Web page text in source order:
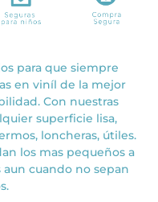
para que siempre
en viníl de la mejor
Con nuestras
superficie lisa,
loncheras, útiles.
los mas pequeños a
cuando no sepan